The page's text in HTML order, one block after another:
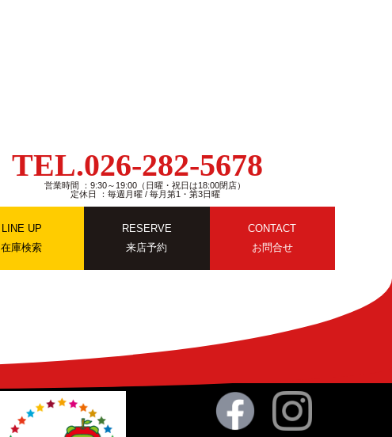
TEL.026-282-5678
営業時間 ：9:30～19:00（日曜・祝日は18:00閉店）
定休日 ：毎週月曜 / 毎月第1・第3日曜
LINE UP
在庫検索
RESERVE
来店予約
CONTACT
お問合せ